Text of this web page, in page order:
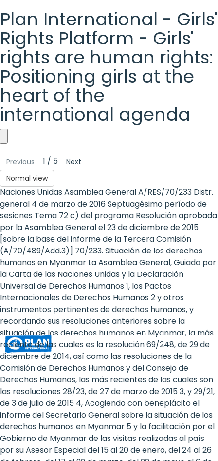
Plan International - Girls'
Rights Platform - Girls'
rights are human rights:
Positioning girls at the
heart of the
international agenda
Plan
International
-
Girls'
Rights
Platform
-
Girls'
rights
are
human
rights:
Positioning
girls
at
the
Previous 1 / 5
Next
Normal view
Naciones Unidas Asamblea General A/RES/70/233 Distr.
general 4 de marzo de 2016 Septuagésimo período de
sesiones Tema 72 c) del programa Resolución aprobada
por la Asamblea General el 23 de diciembre de 2015
[sobre la base del informe de la Tercera Comisión
(A/70/489/Add.3)] 70/233. Situación de los derechos
humanos en Myanmar La Asamblea General, Guiada por
la Carta de las Naciones Unidas y la Declaración
Universal de Derechos Humanos 1, los Pactos
Internacionales de Derechos Humanos 2 y otros
instrumentos pertinentes de derechos humanos, y
recordando sus resoluciones anteriores sobre la
situación de los derechos humanos en Myanmar, la más
reciente de las cuales es la resolución 69/248, de 29 de
diciembre de 2014, así como las resoluciones de la
Comisión de Derechos Humanos y del Consejo de
Derechos Humanos, las más recientes de las cuales son
las resoluciones 28/23, de 27 de marzo de 2015 3, y 29/21,
de 3 de julio de 2015 4, Acogiendo con beneplácito el
informe del Secretario General sobre la situación de los
derechos humanos en Myanmar 5 y la facilitación por el
Gobierno de Myanmar de las visitas realizadas al país
por su Asesor Especial del 15 al 20 de enero, del 24 al 26